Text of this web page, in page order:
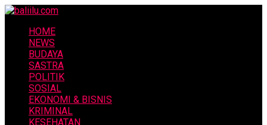
HOME
NEWS
BUDAYA
SASTRA
POLITIK
SOSIAL
EKONOMI & BISNIS
KRIMINAL
KESEHATAN